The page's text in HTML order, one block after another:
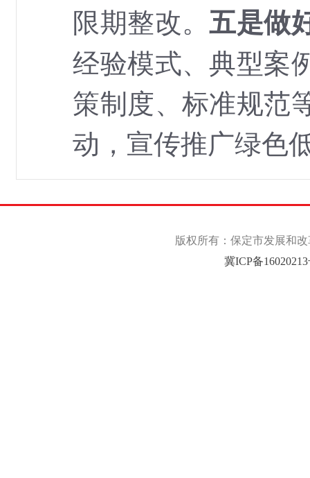
限期整改。五是做
经验模式、典型案
策制度、标准规范
动，宣传推广绿色
版权所有：保定市发展和
冀ICP备